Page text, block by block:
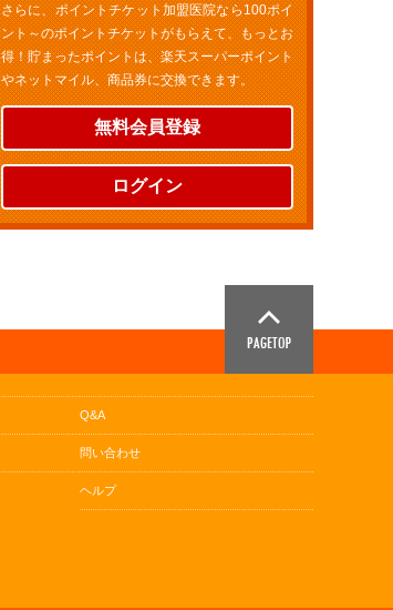
さらに、ポイントチケット加盟医院なら100ポイ
ント～のポイントチケットがもらえて、もっとお
得！貯まったポイントは、楽天スーパーポイント
やネットマイル、商品券に交換できます。
無料会員登録
ログイン
Q&A
問い合わせ
ヘルプ